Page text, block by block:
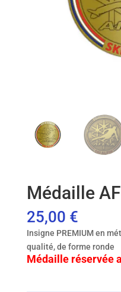
Médaille
25,00 €
Insigne PREMIUM en
qualité, de forme ronde
Médaille réservée